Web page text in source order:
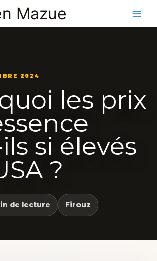
Mazue
2024
les prix
si élevés
?
de lecture Firouz